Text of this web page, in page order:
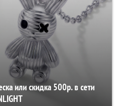
или скидка 500р. в сети